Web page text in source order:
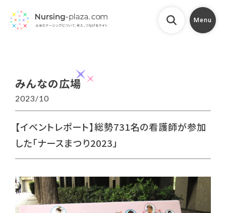
Menu
みんなの広場
2023/10
【イベントレポート】総勢731名の看護師が参加
した「ナースまつり2023」